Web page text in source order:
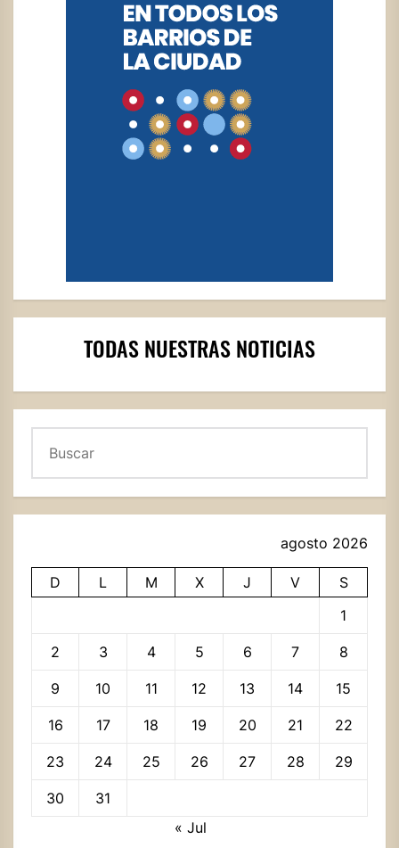
TODAS NUESTRAS NOTICIAS
agosto 2026
D L M X J V
S
1
2 3 4 5 6 7 8
9 10 11 12 13 14 15
16 17 18 19 20 21 22
23 24 25 26 27 28 29
30
31
« Jul